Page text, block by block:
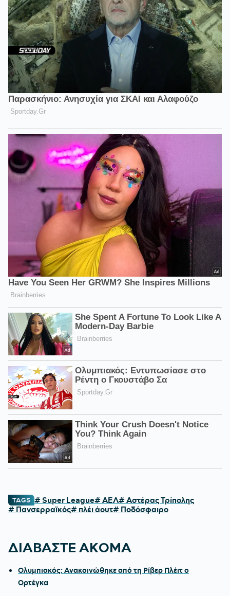
TAGS # Super League# ΑΕΛ# Αστέρας Τρίπολης
# Πανσερραϊκός# πλέι άουτ# Ποδόσφαιρο
ΔΙΑΒΑΣΤΕ ΑΚΟΜΑ
Ολυμπιακός: Ανακοινώθηκε από τη Ρίβερ Πλέιτ ο
Ορτέγκα